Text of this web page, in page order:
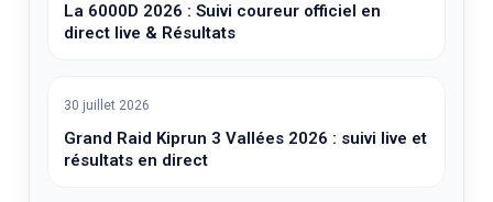
La 6000D 2026 : Suivi coureur officiel en
direct live & Résultats
30 juillet 2026
Grand Raid Kiprun 3 Vallées 2026 : suivi live et
résultats en direct